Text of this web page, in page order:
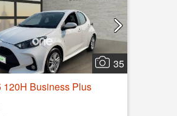
35
120H Business Plus